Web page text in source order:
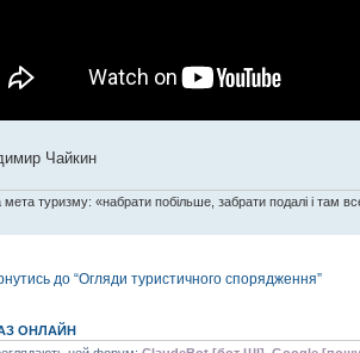
Чайкин
мета туризму: «набрати побільше, забрати подалі і там
до “Огляди туристичного спорядження”
ОНЛАЙН